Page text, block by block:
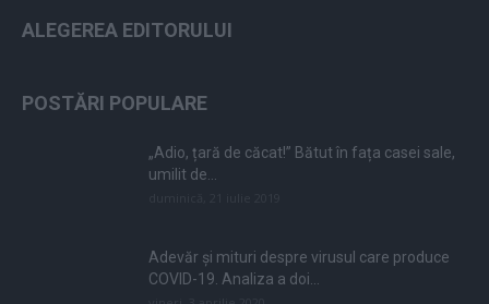
ALEGEREA EDITORULUI
POSTĂRI POPULARE
„Adio, țară de căcat!” Bătut în fața casei sale,
umilit de...
Adevăr și mituri despre virusul care produce
COVID-19. Analiza a doi...